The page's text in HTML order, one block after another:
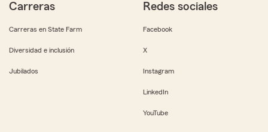
Carreras
Carreras en State Farm
Diversidad e inclusión
Jubilados
Redes sociales
Facebook
X
Instagram
LinkedIn
YouTube